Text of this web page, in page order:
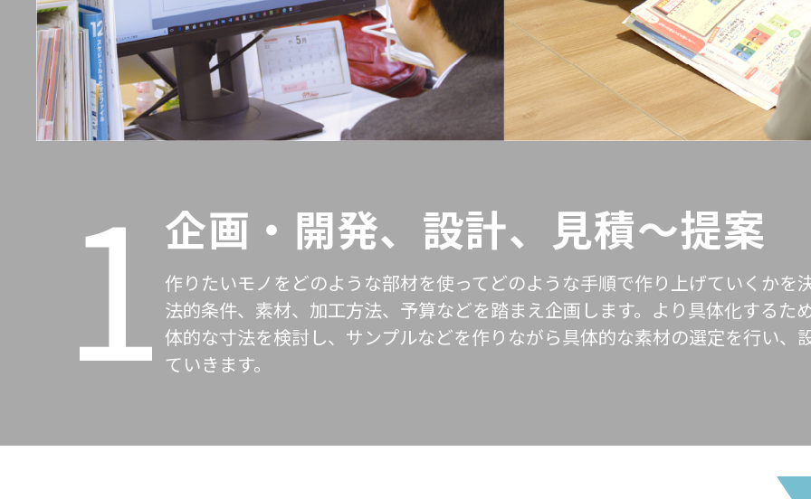
1企画・開発、設計、見積〜提案
作りたいモノをどのような部材を使ってどのような手順で作り上げていくかを
法的条件、素材、加工方法、予算などを踏まえ企画します。より具体化するた
体的な寸法を検討し、サンプルなどを作りながら具体的な素材の選定を行い、
ていきます。